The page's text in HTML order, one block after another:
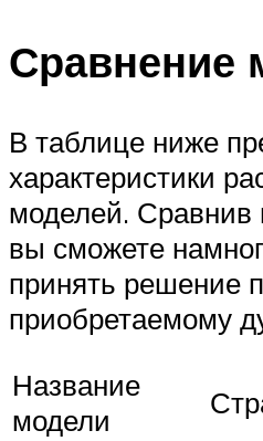
Сравнение
В таблице ниже
характеристики
моделей. Сравнив
вы сможете
принять решение
приобретаемому
Название
модели